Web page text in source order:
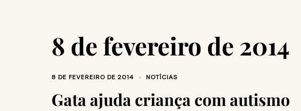
8 de fevereiro de 2014
8 DE FEVEREIRO DE 2014 NOTÍCIAS
Gata ajuda criança com autismo